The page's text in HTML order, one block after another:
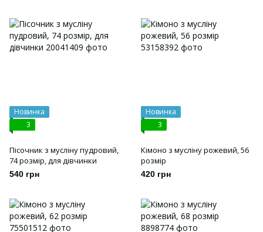
Новинка
3
Пісочник з мусліну пудровий,
74 розмір, для дівчинки
540 грн
Новинка
3
Кімоно з мусліну рожевий, 56
розмір
420 грн